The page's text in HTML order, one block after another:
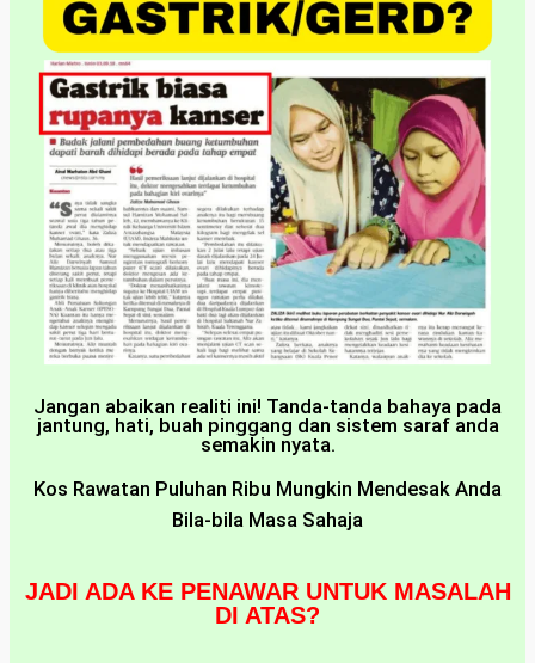
Jangan abaikan realiti ini! Tanda-tanda bahaya pada
jantung, hati, buah pinggang dan sistem saraf anda
semakin nyata.
Kos Rawatan Puluhan Ribu Mungkin Mendesak Anda
Bila-bila Masa Sahaja
JADI ADA KE PENAWAR UNTUK MASALAH
DI ATAS?